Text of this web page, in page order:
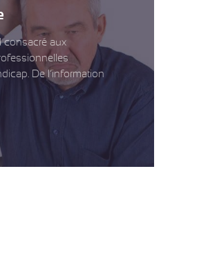
consacré aux
De l’information